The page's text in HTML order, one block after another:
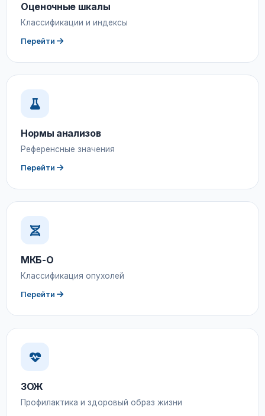
Оценочные шкалы
Классификации и индексы
Перейти
Нормы анализов
Референсные значения
Перейти
МКБ-О
Классификация опухолей
Перейти
ЗОЖ
Профилактика и здоровый образ жизни